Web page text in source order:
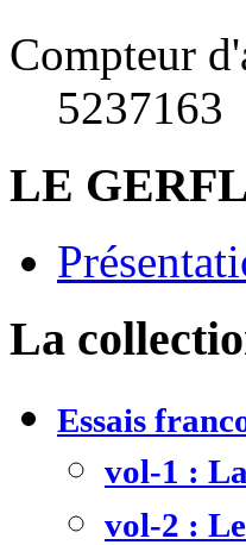
Compteur
5237163
LE
La
Essais
vol-1 :
vol-2 :